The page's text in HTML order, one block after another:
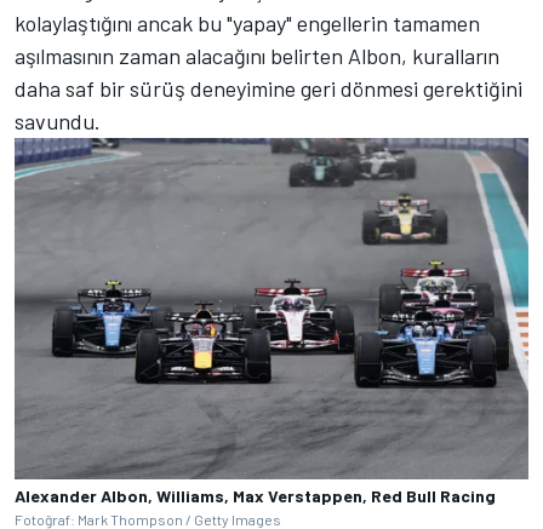
kolaylaştığını ancak bu "yapay" engellerin tamamen
aşılmasının zaman alacağını belirten Albon, kuralların
daha saf bir sürüş deneyimine geri dönmesi gerektiğini
savundu.
Alexander Albon, Williams, Max Verstappen, Red Bull Racing
Fotoğraf: Mark Thompson / Getty Images